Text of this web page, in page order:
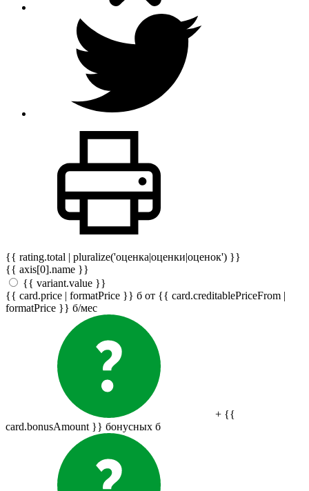
{{ rating.total | pluralize('оценка|оценки|оценок') }}
{{ axis[0].name }}
{{ variant.value }}
{{ card.price | formatPrice }} б от {{ card.creditablePriceFrom |
formatPrice }} б/мес
+ {{
card.bonusAmount }} бонусных б